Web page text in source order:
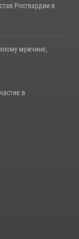
Росгвардии в
мужчине,
в